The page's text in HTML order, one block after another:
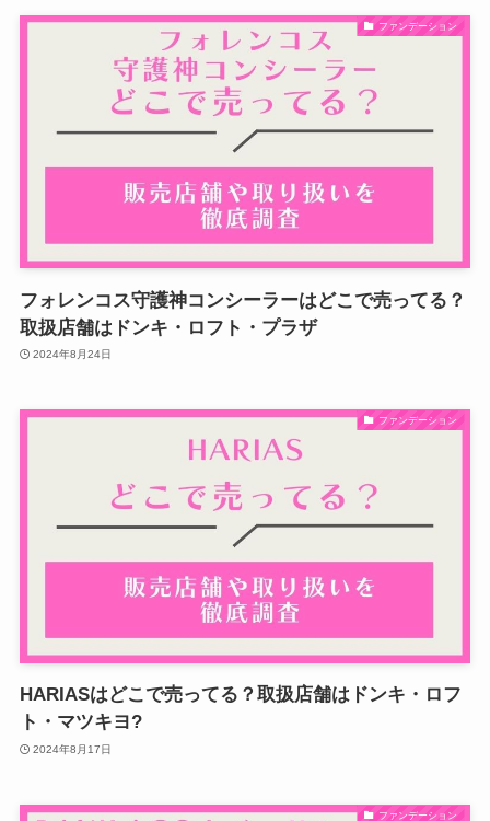
ファンデーション
フォレンコス守護神コンシーラーはどこで売ってる？
取扱店舗はドンキ・ロフト・プラザ
2024年8月24日
ファンデーション
HARIASはどこで売ってる？取扱店舗はドンキ・ロフ
ト・マツキヨ?
2024年8月17日
ファンデーション